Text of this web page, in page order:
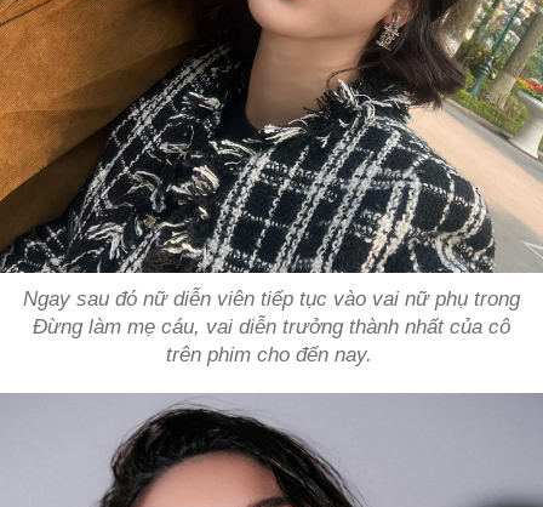
Ngay sau đó nữ diễn viên tiếp tục vào vai nữ phụ trong
Đừng làm mẹ cáu, vai diễn trưởng thành nhất của cô
trên phim cho đến nay.